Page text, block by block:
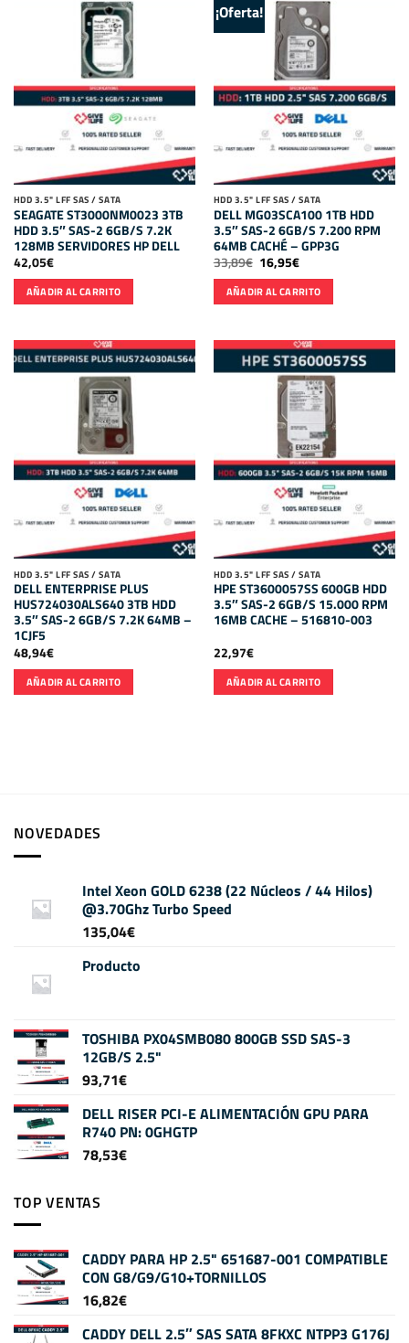
HDD 3.5" LFF SAS / SATA
SEAGATE ST3000NM0023 3TB
HDD 3.5″ SAS-2 6GB/S 7.2K
128MB SERVIDORES HP DELL
42,05€
AÑADIR AL CARRITO
¡Oferta!
HDD 3.5" LFF SAS / SATA
DELL MG03SCA100 1TB HDD
3.5″ SAS-2 6GB/S 7.200 RPM
64MB CACHÉ – GPP3G
33,89€ El
precio
original
era:
33,89€.
16,95€El
actual
es:
16,95€.
AÑADIR AL CARRITO
HDD 3.5" LFF SAS / SATA
DELL ENTERPRISE PLUS
HUS724030ALS640 3TB HDD
3.5″ SAS-2 6GB/S 7.2K 64MB –
1CJF5
48,94€
AÑADIR AL CARRITO
HDD 3.5" LFF SAS / SATA
HPE ST3600057SS 600GB HDD
3.5″ SAS-2 6GB/S 15.000 RPM
16MB CACHE – 516810-003
22,97€
AÑADIR AL CARRITO
NOVEDADES
Intel Xeon GOLD 6238 (22 Núcleos / 44 Hilos)
@3.70Ghz Turbo Speed
135,04€
Producto
TOSHIBA PX04SMB080 800GB SSD SAS-3
12GB/S 2.5"
93,71€
DELL RISER PCI-E ALIMENTACIÓN GPU PARA
R740 PN: 0GHGTP
78,53€
TOP VENTAS
CADDY PARA HP 2.5" 651687-001 COMPATIBLE
CON G8/G9/G10+TORNILLOS
16,82€
CADDY DELL 2.5″ SAS SATA 8FKXC NTPP3 G176J